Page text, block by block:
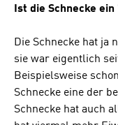
Ist die Schnecke
Die Schnecke hat ja
sie war eigentlich
Beispielsweise
Schnecke eine der
Schnecke hat auch